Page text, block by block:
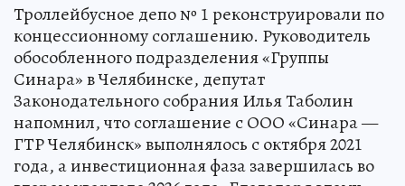
Троллейбусное депо № 1 реконструировали по
концессионному соглашению. Руководитель
обособленного подразделения «Группы
Синара» в Челябинске, депутат
Законодательного собрания Илья Таболин
напомнил, что соглашение с ООО «Синара —
ГТР Челябинск» выполнялось с октября 2021
года, а инвестиционная фаза завершилась во